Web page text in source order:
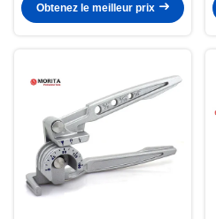
Obtenez le meilleur prix